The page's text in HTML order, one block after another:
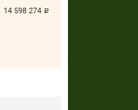
14 598 274 руб.